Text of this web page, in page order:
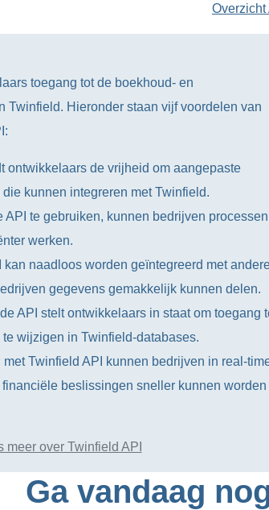
toegang tot de boekhoud- en
Twinfield. Hieronder staan vijf voordelen van
ontwikkelaars de vrijheid om aangepaste
kunnen integreren met Twinfield.
API te gebruiken, kunnen bedrijven processen
werken.
kan naadloos worden geïntegreerd met
gegevens gemakkelijk kunnen delen.
API stelt ontwikkelaars in staat om toegang
wijzigen in Twinfield-databases.
Twinfield API kunnen bedrijven in real-
beslissingen sneller kunnen worden
meer over Twinfield API
Ga vandaag